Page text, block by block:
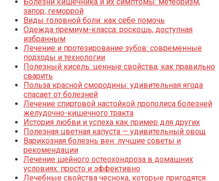
запор, геморрой
Виды головной боли: как себе помочь
Одежда премиум-класса: роскошь, доступная
избранным
Лечение и протезирование зубов: современные
подходы и технологии
Полезный кисель: ценные свойства, как правильно
сварить
Польза красной смородины: удивительная ягода
спасает от болезней
Лечение спиртовой настойкой прополиса болезней
желудочно-кишечного тракта
История любви и успеха как пример для других
Полезная цветная капуста — удивительный овощ
Варикозная болезнь вен: лучшие советы и
рекомендации
Лечение шейного остеохондроза в домашних
условиях: просто и эффективно
Лечебные свойства чеснока, которые пригодятся